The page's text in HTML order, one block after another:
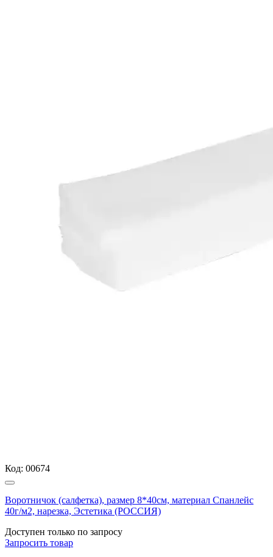
Код: 00674
Воротничок (салфетка), размер 8*40см, материал Спанлейс
40г/м2, нарезка, Эстетика (РОССИЯ)
Доступен только по запросу
Запросить товар